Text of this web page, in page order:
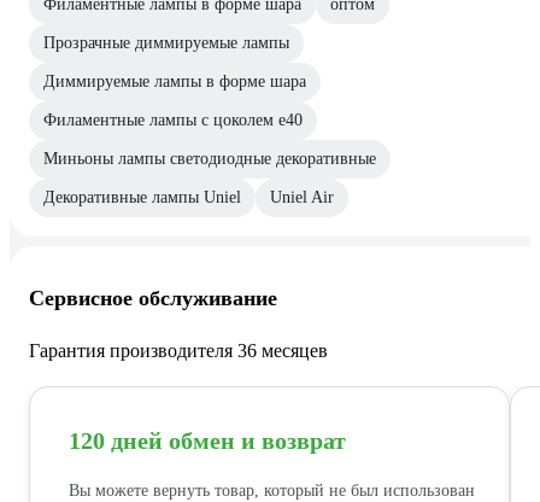
Филаментные лампы в форме шара оптом
Прозрачные диммируемые лампы
Диммируемые лампы в форме шара
Филаментные лампы с цоколем e40
Миньоны лампы светодиодные декоративные
Декоративные лампы Uniel Uniel Air
Сервисное обслуживание
Гарантия производителя 36 месяцев
120 дней обмен и возврат
Вы можете вернуть товар, который не был использован